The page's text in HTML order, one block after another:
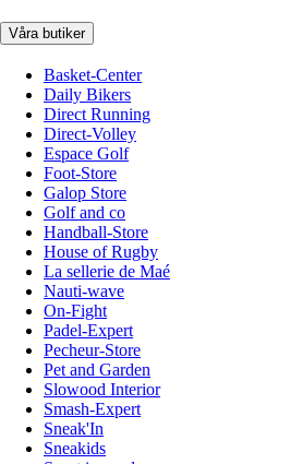
Våra butiker
Basket-Center
Daily Bikers
Direct Running
Direct-Volley
Espace Golf
Foot-Store
Galop Store
Golf and co
Handball-Store
House of Rugby
La sellerie de Maé
Nauti-wave
On-Fight
Padel-Expert
Pecheur-Store
Pet and Garden
Slowood Interior
Smash-Expert
Sneak'In
Sneakids